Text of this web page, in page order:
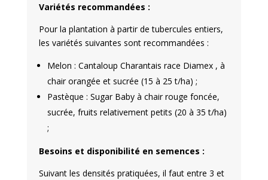
Variétés recommandées :
Pour la plantation à partir de tubercules entiers,
les variétés suivantes sont recommandées :
Melon : Cantaloup Charantais race Diamex , à
chair orangée et sucrée (15 à 25 t/ha) ;
Pastèque : Sugar Baby à chair rouge foncée,
sucrée, fruits relativement petits (20 à 35 t/ha)
;
Besoins et disponibilité en semences :
Suivant les densités pratiquées, il faut entre 3 et